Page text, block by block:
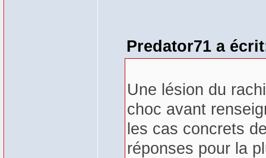
Predator71 a
Une lésion du
choc avant
les cas concrets
réponses pour la